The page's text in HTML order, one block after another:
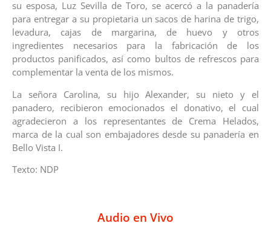
su esposa, Luz Sevilla de Toro, se acercó a la panadería
para entregar a su propietaria un sacos de harina de trigo,
levadura, cajas de margarina, de huevo y otros
ingredientes necesarios para la fabricación de los
productos panificados, así como bultos de refrescos para
complementar la venta de los mismos.
La señora Carolina, su hijo Alexander, su nieto y el
panadero, recibieron emocionados el donativo, el cual
agradecieron a los representantes de Crema Helados,
marca de la cual son embajadores desde su panadería en
Bello Vista I.
Texto: NDP
Audio en Vivo